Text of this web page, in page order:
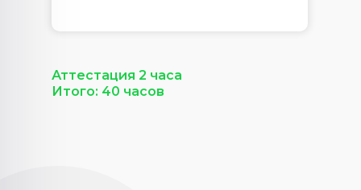
Аттестация 2 часа
Итого: 40 часов